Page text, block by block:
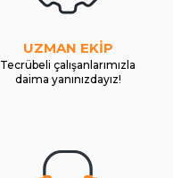
UZMAN EKİP
Tecrübeli çalışanlarımızla
daima yanınızdayız!